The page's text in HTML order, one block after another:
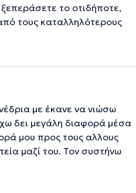
ξεπεράσετε το οτιδήποτε,
τους καταλληλότερους
με έκανε να νιώσω
δει μεγάλη διαφορά μέσα
μου προς τους αλλους
μαζί του. Τον συστήνω